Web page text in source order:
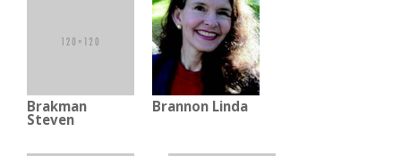
Brakman
Steven
Brannon Linda